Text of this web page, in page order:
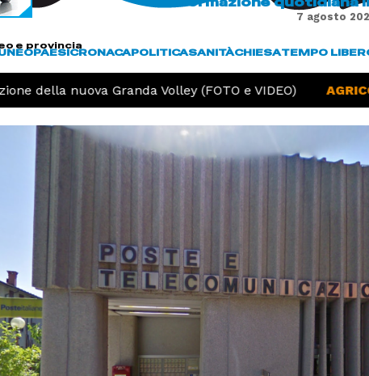
e provincia
7 agosto
PAESICRONACAPOLITICASANITÀCHIESATEMPO
della nuova Granda Volley (FOTO e VIDEO)